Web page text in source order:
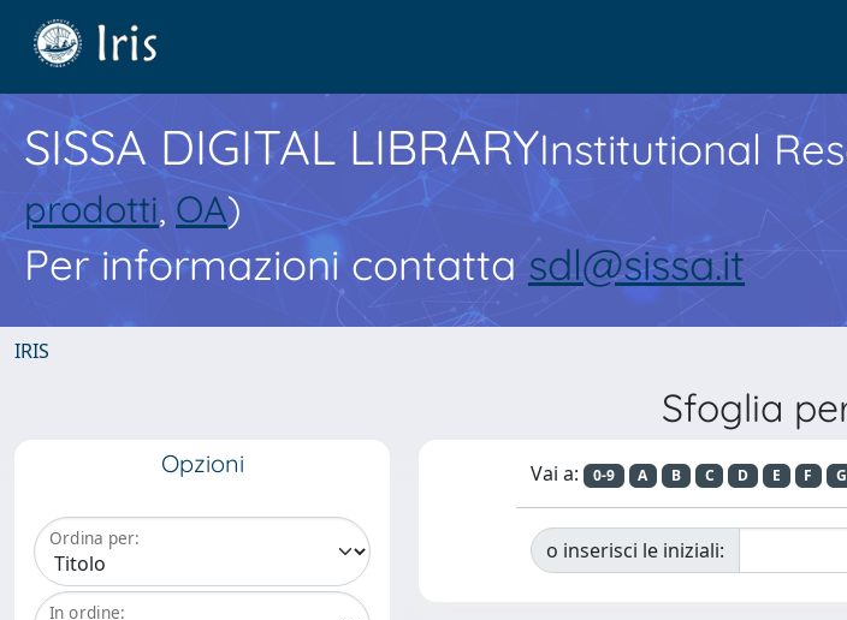
SISSA DIGITAL LIBRARYInstitutional
prodotti, OA)
Per informazioni contatta sdl@sissa.it
IRIS
Sfoglia
Opzioni
Ordina per:
In ordine:
Vai a: 0-9 A B C D E F G
o inserisci le iniziali: